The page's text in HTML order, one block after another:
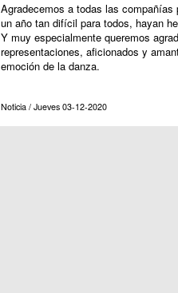
Agradecemos a todas las
un año tan difícil para todos, hayan
Y muy especialmente queremos
representaciones, aficionados y
emoción de la danza.
Noticia / Jueves 03-12-2020